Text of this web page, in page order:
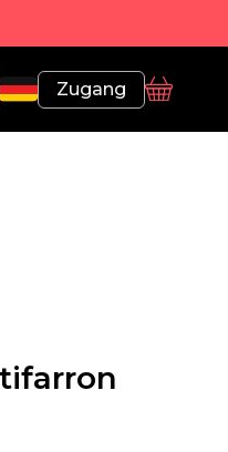
Zugang
Profil
Korb